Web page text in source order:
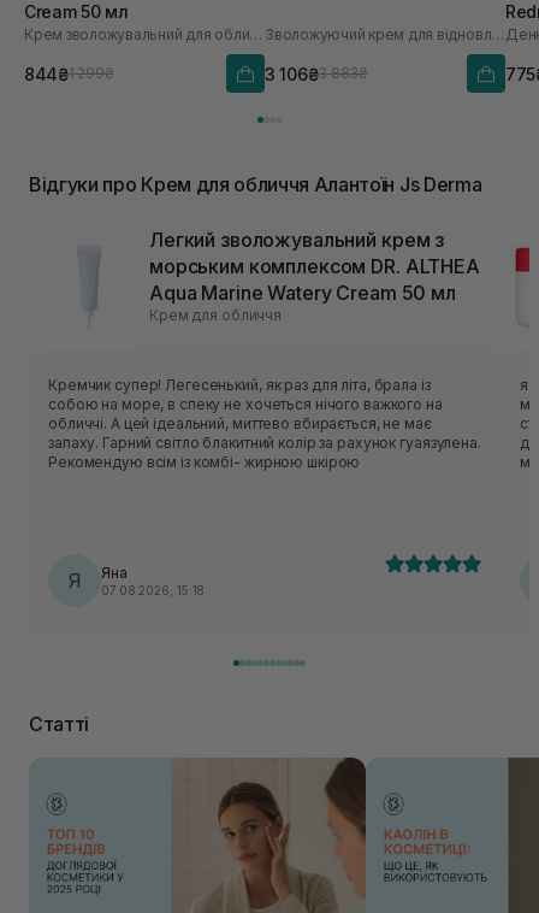
Cream 50 мл
Крем зволожувальний для обличчя із веганськими полінуклеотидами
844₴1 299₴
Зволожуючий крем для відновлення мікробіома
3 106₴3 883₴
30
Відгуки про Крем для обличчя Алантоїн Js Derma
Легкий зволожувальний крем з
морським комплексом DR. ALTHEA
Aqua Marine Watery Cream 50 мл
Крем для обличчя
Кремчик супер! Легесенький, як раз для літа, брала із
собою на море, в спеку не хочеться нічого важкого на
обличчі. А цей ідеальний, миттево вбирається, не має
запаху. Гарний світло блакитний колір за рахунок гуаязулена.
Рекомендую всім із комбі- жирною шкірою
Я Яна
07.08.2026, 15:18
я
Статті